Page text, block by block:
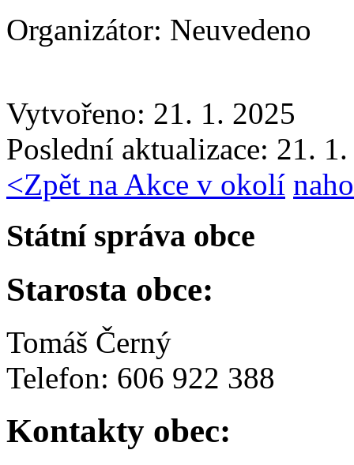
Organizátor: Neuvedeno
Vytvořeno: 21. 1. 2025
Poslední aktualizace: 21.
<Zpět na Akce v okolí
Státní správa obce
Starosta obce:
Tomáš Černý
Telefon: 606 922 388
Kontakty obec: